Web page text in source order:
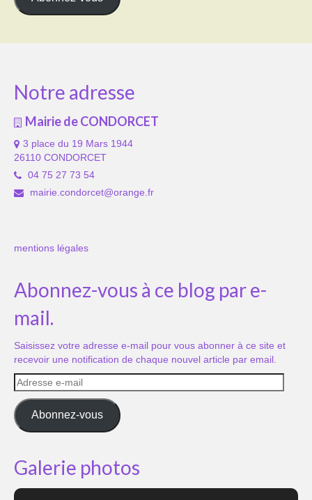
Notre adresse
Mairie de CONDORCET
3 place du 19 Mars 1944
26110 CONDORCET
04 75 27 73 54
mairie.condorcet@orange.fr
mentions légales
Abonnez-vous à ce blog par e-
mail.
Saisissez votre adresse e-mail pour vous abonner à ce site et
recevoir une notification de chaque nouvel article par email.
Adresse
e-
mail
Abonnez-vous
Galerie photos